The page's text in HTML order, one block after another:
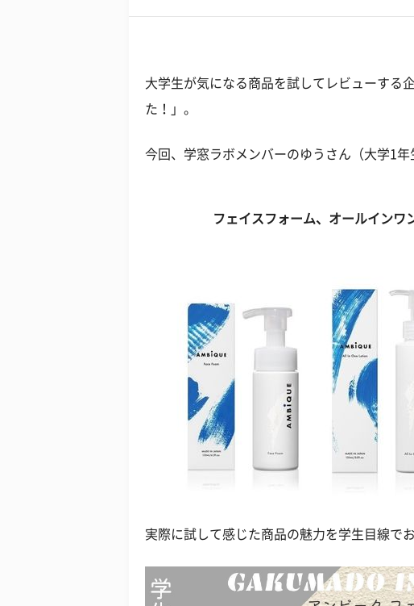
大学生が気になる商品を試してレビューする
た！」。
今回、学窓ラボメンバーのゆうさん（大学1年
フェイスフォーム、オールインワ
実際に試して感じた商品の魅力を学生目線で